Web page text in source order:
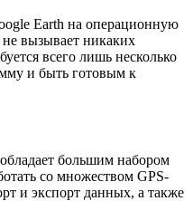
Earth на операционную
вызывает никаких
всего лишь несколько
и быть готовым к
большим набором
со множеством GPS-
и экспорт данных, а также